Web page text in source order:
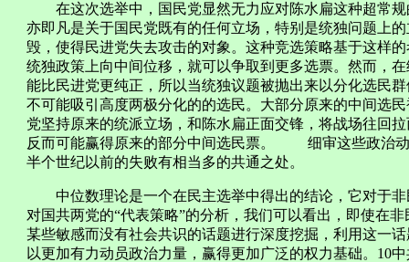
在这次选举中，国民党显然无力应对陈水扁这种超常规
亦即凡是关于国民党既有的任何立场，特别是统独问题上
毁，使得民进党失去攻击的对象。这种竞选策略基于这样
统独政策上向中间位移，就可以争取到更多选票。然而，
能比民进党更纯正，所以当统独议题被抛出来以分化选民
不可能吸引高度两极分化的的选民。大部分原来的中间选
党坚持原来的统派立场，和陈水扁正面交锋，将战场往回
反而可能赢得原来的部分中间选民票。 细审这些政治动
半个世纪以前的失败有相当多的共通之处。
中位数理论是一个在民主选举中得出的结论，它对于非
对国共两党的“代表策略”的分析，我们可以看出，即使在
某些敏感而没有社会共识的话题进行深度挖掘，利用这一
以更加有力动员政治力量，赢得更加广泛的权力基础。10